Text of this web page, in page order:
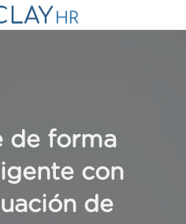
de forma
con
de